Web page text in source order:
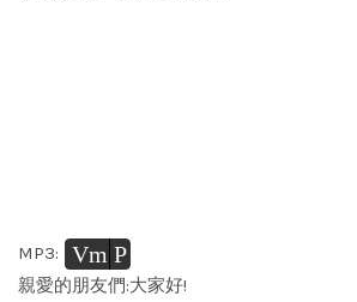
MP3: Vm P
親愛的朋友們:大家好!